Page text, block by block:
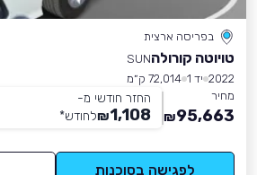
בפריסה ארצית
טויוטה קורולהSUN
2022 יד 1
72,014 ק״מ
מחיר
95,663
₪
החזר חודשי מ-
1,108
₪לחודש*
לפגישה בסוכנות